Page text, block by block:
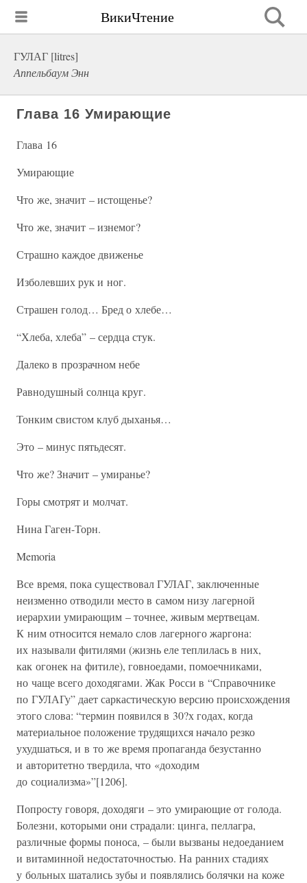
ВикиЧтение
ГУЛАГ [litres]
Аппельбаум Энн
Глава 16 Умирающие
Глава 16
Умирающие
Что же, значит – истощенье?
Что же, значит – изнемог?
Страшно каждое движенье
Изболевших рук и ног.
Страшен голод… Бред о хлебе…
“Хлеба, хлеба” – сердца стук.
Далеко в прозрачном небе
Равнодушный солнца круг.
Тонким свистом клуб дыханья…
Это – минус пятьдесят.
Что же? Значит – умиранье?
Горы смотрят и молчат.
Нина Гаген-Торн.
Memoria
Все время, пока существовал ГУЛАГ, заключенные
неизменно отводили место в самом низу лагерной
иерархии умирающим – точнее, живым мертвецам.
К ним относится немало слов лагерного жаргона:
их называли фитилями (жизнь еле теплилась в них,
как огонек на фитиле), говноедами, помоечниками,
но чаще всего доходягами. Жак Росси в “Справочнике
по ГУЛАГу” дает саркастическую версию происхождения
этого слова: “термин появился в 30?х годах, когда
материальное положение трудящихся начало резко
ухудшаться, и в то же время пропаганда безустанно
и авторитетно твердила, что «доходим
до социализма»”[1206].
Попросту говоря, доходяги – это умирающие от голода.
Болезни, которыми они страдали: цинга, пеллагра,
различные формы поноса, – были вызваны недоеданием
и витаминной недостаточностью. На ранних стадиях
у больных шатались зубы и появлялись болячки на коже